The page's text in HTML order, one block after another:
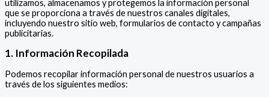
utilizamos, almacenamos y protegemos la información personal
que se proporciona a través de nuestros canales digitales,
incluyendo nuestro sitio web, formularios de contacto y campañas
publicitarias.
1. Información Recopilada
Podemos recopilar información personal de nuestros usuarios a
través de los siguientes medios: